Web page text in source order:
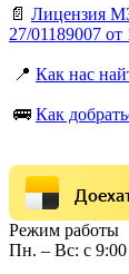
📄 Лицензия
27/01189007 от
📍 Как нас
🚌 Как
Режим работы
Пн. – Вс: с 9:00